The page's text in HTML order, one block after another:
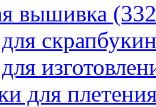
вышивка
для